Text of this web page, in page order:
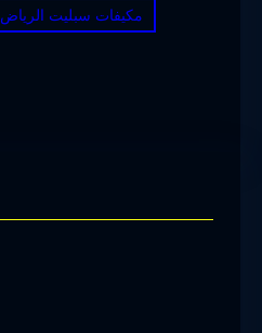
مكيفات سبليت الرياض